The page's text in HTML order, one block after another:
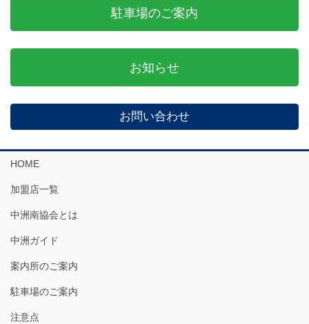
駐車場のご案内
お知らせ
お問い合わせ
HOME
加盟店一覧
中洲南協会とは
中洲ガイド
案内所のご案内
駐車場のご案内
注意点